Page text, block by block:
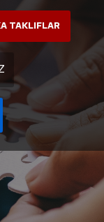
TAKLIFLAR